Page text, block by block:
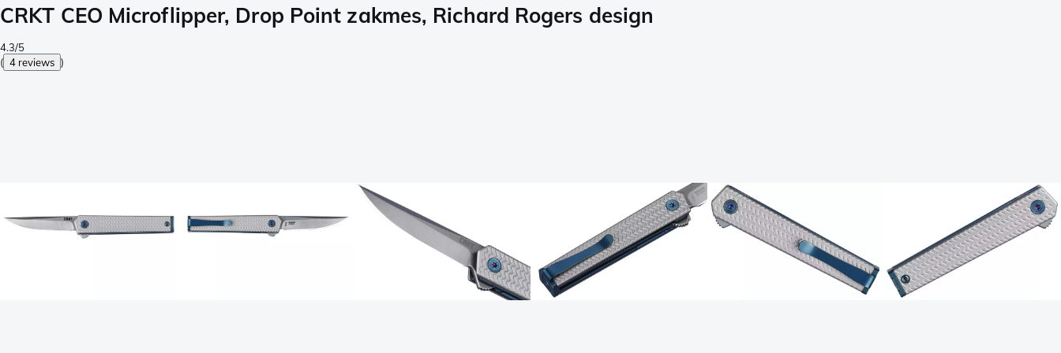
CRKT CEO Microflipper, Drop Point zakmes, Richard Rogers design
4.3/5
( 4 reviews )